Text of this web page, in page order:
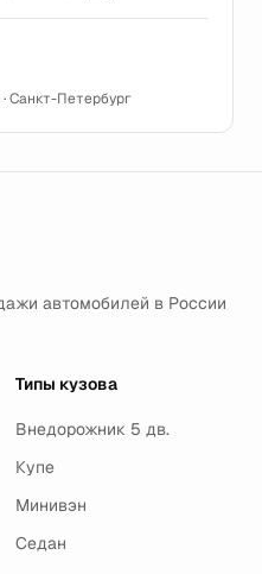
Санкт-Петербург
автомобилей в России
Типы кузова
Внедорожник 5 дв.
Купе
Минивэн
Седан